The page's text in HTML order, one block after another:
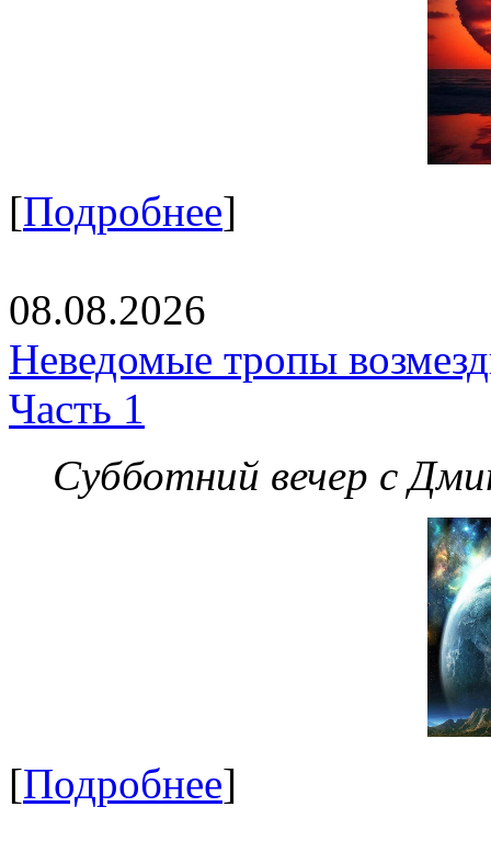
[Подробнее]
08.08.2026
Неведомые тропы
Часть 1
Субботний вечер с
[Подробнее]